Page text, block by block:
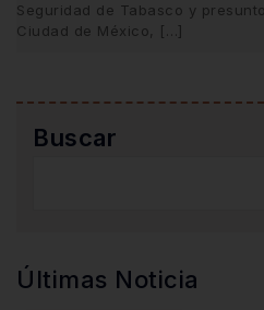
Seguridad de Tabasco y
Ciudad de México, […]
Buscar
Últimas Noticia